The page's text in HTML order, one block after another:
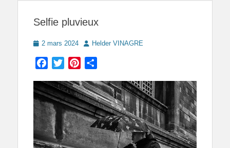
Selfie pluvieux
Posted
2 mars 2024 AuthorHelder VINAGRE
Facebook
TwitterPinterest